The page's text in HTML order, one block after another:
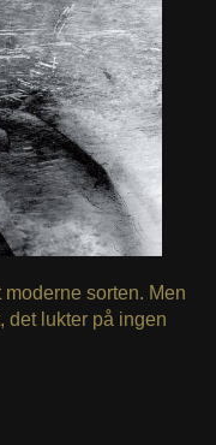
sorten. Men
det lukter på ingen